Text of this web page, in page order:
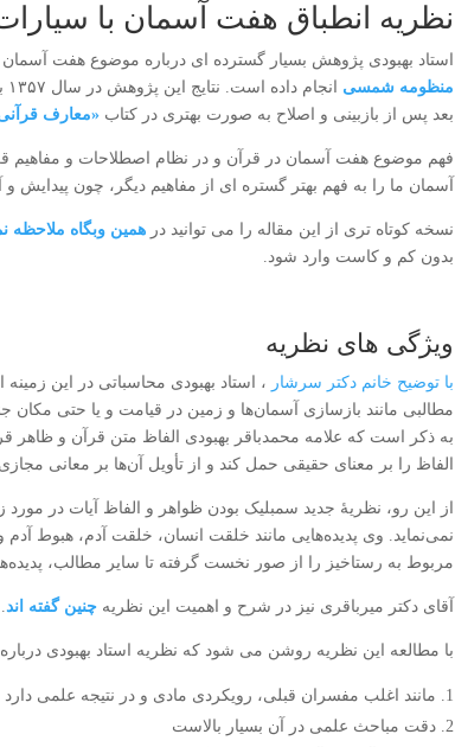
نظریه انطباق هفت آسمان با
استاد بهبودی پژوهش بسیار گسترده ای درباره موضوع هفت
منظومه شمسی
بعد پس از بازبینی و اصلاح به صورت بهتری در کتاب «معارف
فهم موضوع هفت آسمان در قرآن و در نظام اصطلاحات و مفاهیم
آسمان ما را به فهم بهتر گستره ای از مفاهیم دیگر، چون
نسخه کوتاه تری از این مقاله را می توانید در همین وبگاه ملاحظه
بدون کم و کاست وارد شود.
ویژگی های نظریه
با توضیح خانم دکتر سرشار ، استاد بهبودی محاسباتی در این
مطالبی مانند بازسازی آسمان‌ها و زمین در قیامت و یا حتی مکان
به ذکر است که علامه محمدباقر بهبودی الفاظ متن قرآن و ظاهر
الفاظ را بر معنای حقیقی حمل کند و از تأویل آن‌ها بر معانی مجازی
از این رو، نظریۀ جدید سمبلیک بودن ظواهر و الفاظ آیات در
نمی‌نماید. وی پدیده‌هایی مانند خلقت انسان، خلقت آدم، هبوط
مربوط به رستاخیز را از صور نخست گرفته تا سایر مطالب،
آقای دکتر میرباقری نیز در شرح و اهمیت این نظریه چنین گفته اند.
با مطالعه این نظریه روشن می شود که نظریه استاد بهبودی
مانند اغلب مفسران قبلی، رویکردی مادی و در نتیجه علمی دارد
دقت مباحث علمی در آن بسیار بالاست